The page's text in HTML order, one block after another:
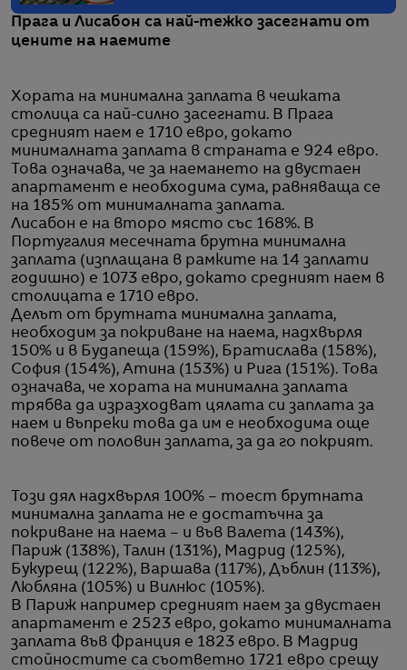
Прага и Лисабон са най-тежко засегнати от
цените на наемите
Хората на минимална заплата в чешката
столица са най-силно засегнати. В Прага
средният наем е 1710 евро, докато
минималната заплата в страната е 924 евро.
Това означава, че за наемането на двустаен
апартамент е необходима сума, равняваща се
на 185% от минималната заплата.
Лисабон е на второ място със 168%. В
Португалия месечната брутна минимална
заплата (изплащана в рамките на 14 заплати
годишно) е 1073 евро, докато средният наем в
столицата е 1710 евро.
Делът от брутната минимална заплата,
необходим за покриване на наема, надхвърля
150% и в Будапеща (159%), Братислава (158%),
София (154%), Атина (153%) и Рига (151%). Това
означава, че хората на минимална заплата
трябва да изразходват цялата си заплата за
наем и въпреки това да им е необходима още
повече от половин заплата, за да го покрият.
Този дял надхвърля 100% – тоест брутната
минимална заплата не е достатъчна за
покриване на наема – и във Валета (143%),
Париж (138%), Талин (131%), Мадрид (125%),
Букурещ (122%), Варшава (117%), Дъблин (113%),
Любляна (105%) и Вилнюс (105%).
В Париж например средният наем за двустаен
апартамент е 2523 евро, докато минималната
заплата във Франция е 1823 евро. В Мадрид
стойностите са съответно 1721 евро срещу